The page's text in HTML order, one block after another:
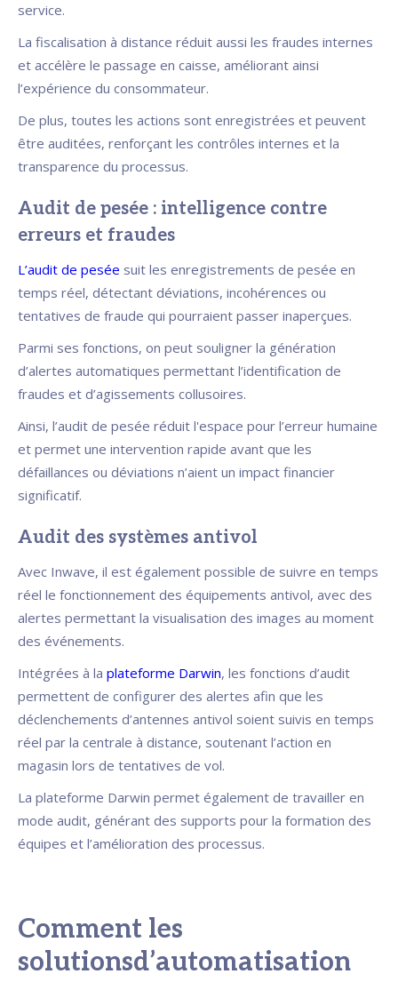
service.
La fiscalisation à distance réduit aussi les fraudes internes
et accélère le passage en caisse, améliorant ainsi
l’expérience du consommateur.
De plus, toutes les actions sont enregistrées et peuvent
être auditées, renforçant les contrôles internes et la
transparence du processus.
Audit de pesée : intelligence contre
erreurs et fraudes
L’audit de pesée suit les enregistrements de pesée en
temps réel, détectant déviations, incohérences ou
tentatives de fraude qui pourraient passer inaperçues.
Parmi ses fonctions, on peut souligner la génération
d’alertes automatiques permettant l’identification de
fraudes et d’agissements collusoires.
Ainsi, l’audit de pesée réduit l'espace pour l’erreur humaine
et permet une intervention rapide avant que les
défaillances ou déviations n’aient un impact financier
significatif.
Audit des systèmes antivol
Avec Inwave, il est également possible de suivre en temps
réel le fonctionnement des équipements antivol, avec des
alertes permettant la visualisation des images au moment
des événements.
Intégrées à la plateforme Darwin, les fonctions d’audit
permettent de configurer des alertes afin que les
déclenchements d’antennes antivol soient suivis en temps
réel par la centrale à distance, soutenant l’action en
magasin lors de tentatives de vol.
La plateforme Darwin permet également de travailler en
mode audit, générant des supports pour la formation des
équipes et l’amélioration des processus.
Comment les
solutionsd’automatisation